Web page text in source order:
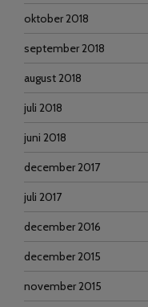
oktober 2018
september 2018
august 2018
juli 2018
juni 2018
december 2017
juli 2017
december 2016
december 2015
november 2015